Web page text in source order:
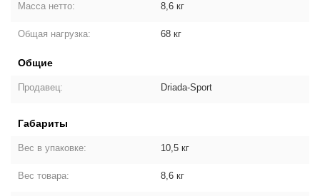
Масса нетто: 8,6 кг
Общая нагрузка: 68 кг
Общие
Продавец: Driada-Sport
Габариты
Вес в упаковке: 10,5 кг
Вес товара: 8,6 кг